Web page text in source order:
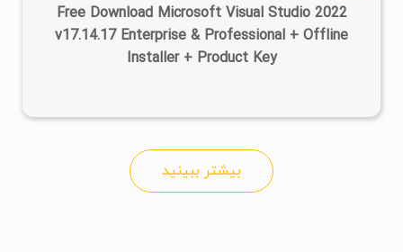
Free Download Microsoft Visual Studio 2022
v17.14.17 Enterprise & Professional + Offline
Installer + Product Key
بیشتر ببینید